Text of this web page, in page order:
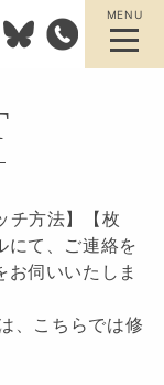
MENU
チ方法】【枚
にて、ご連絡を
伺いいたしま
、こちらでは修